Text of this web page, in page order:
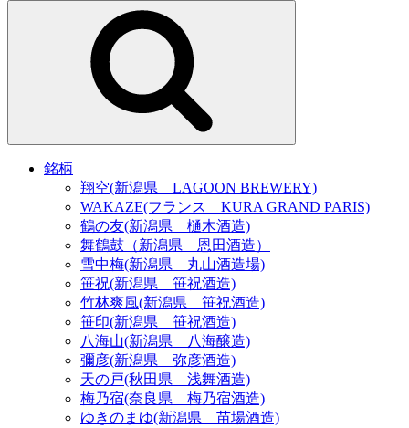
銘柄
翔空(新潟県 LAGOON BREWERY)
WAKAZE(フランス KURA GRAND PARIS)
鶴の友(新潟県 樋木酒造)
舞鶴鼓（新潟県 恩田酒造）
雪中梅(新潟県 丸山酒造場)
笹祝(新潟県 笹祝酒造)
竹林爽風(新潟県 笹祝酒造)
笹印(新潟県 笹祝酒造)
八海山(新潟県 八海醸造)
彌彦(新潟県 弥彦酒造)
天の戸(秋田県 浅舞酒造)
梅乃宿(奈良県 梅乃宿酒造)
ゆきのまゆ(新潟県 苗場酒造)